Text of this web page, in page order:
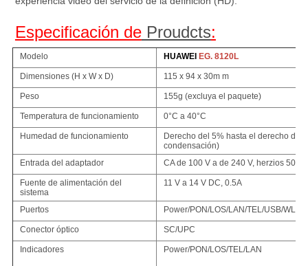
Especificación de Proudcts:
Modelo HUAWEI EG. 8120L
Dimensiones (H x W x D) 115 x 94 x 30m m
Peso 155g (excluya el paquete)
Temperatura de funcionamiento 0°C a 40°C
Humedad de funcionamiento
Derecho del 5% hasta el derecho del
condensación)
Entrada del adaptador
CA de 100 V a de 240 V, herzios 50
Fuente de alimentación del
sistema
11 V a 14 V DC, 0.5A
Puertos Power/PON/LOS/LAN/TEL/USB/
Conector óptico SC/UPC
Indicadores Power/PON/LOS/TEL/LAN